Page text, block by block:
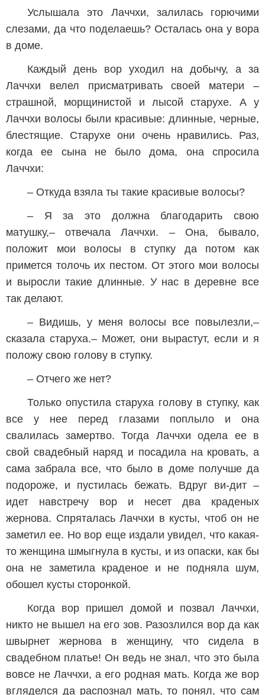
Услышала это Лаччхи, залилась горючими
слезами, да что поделаешь? Осталась она у вора
в доме.
Каждый день вор уходил на добычу, а за
Лаччхи велел присматривать своей матери –
страшной, морщинистой и лысой старухе. А у
Лаччхи волосы были красивые: длинные, черные,
блестящие. Старухе они очень нравились. Раз,
когда ее сына не было дома, она спросила
Лаччхи:
– Откуда взяла ты такие красивые волосы?
– Я за это должна благодарить свою
матушку,– отвечала Лаччхи. – Она, бывало,
положит мои волосы в ступку да потом как
примется толочь их пестом. От этого мои волосы
и выросли такие длинные. У нас в деревне все
так делают.
– Видишь, у меня волосы все повылезли,–
сказала старуха.– Может, они вырастут, если и я
положу свою голову в ступку.
– Отчего же нет?
Только опустила старуха голову в ступку, как
все у нее перед глазами поплыло и она
свалилась замертво. Тогда Лаччхи одела ее в
свой свадебный наряд и посадила на кровать, а
сама забрала все, что было в доме получше да
подороже, и пустилась бежать. Вдруг ви-дит –
идет навстречу вор и несет два краденых
жернова. Спряталась Лаччхи в кусты, чтоб он не
заметил ее. Но вор еще издали увидел, что какая-
то женщина шмыгнула в кусты, и из опаски, как бы
она не заметила краденое и не подняла шум,
обошел кусты сторонкой.
Когда вор пришел домой и позвал Лаччхи,
никто не вышел на его зов. Разозлился вор да как
швырнет жернова в женщину, что сидела в
свадебном платье! Он ведь не знал, что это была
вовсе не Лаччхи, а его родная мать. Когда же вор
вгляделся да распознал мать, то понял, что сам